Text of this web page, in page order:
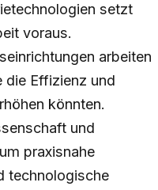
setzt
voraus.
arbeiten
die Effizienz und
könnten.
und
praxisnahe
technologische